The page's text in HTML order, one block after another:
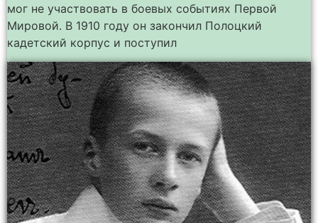
мог не участвовать в боевых событиях Первой
Мировой. В 1910 году он закончил Полоцкий
кадетский корпус и поступил